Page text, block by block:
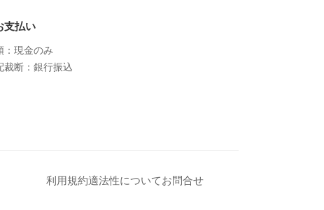
支払い
：現金のみ
裁断：銀行振込
利用規約適法性についてお問合せ